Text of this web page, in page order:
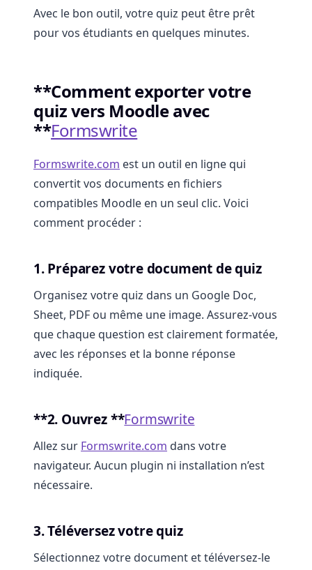
Avec le bon outil, votre quiz peut être prêt
pour vos étudiants en quelques minutes.
**Comment exporter votre
quiz vers Moodle avec
**Formswrite
Formswrite.com est un outil en ligne qui
convertit vos documents en fichiers
compatibles Moodle en un seul clic. Voici
comment procéder :
1. Préparez votre document de quiz
Organisez votre quiz dans un Google Doc,
Sheet, PDF ou même une image. Assurez-vous
que chaque question est clairement formatée,
avec les réponses et la bonne réponse
indiquée.
**2. Ouvrez **Formswrite
Allez sur Formswrite.com dans votre
navigateur. Aucun plugin ni installation n’est
nécessaire.
3. Téléversez votre quiz
Sélectionnez votre document et téléversez-le